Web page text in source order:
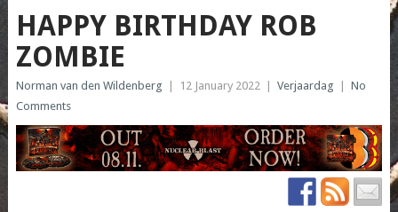
HAPPY BIRTHDAY ROB
ZOMBIE
Norman van den Wildenberg 12 January 2022 Verjaardag
No
Comments